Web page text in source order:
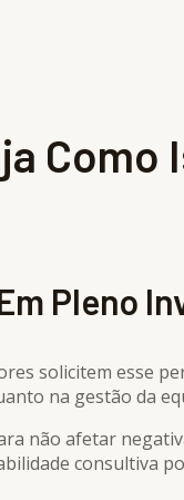
Como
Pleno
solicitem esse
na gestão da
não afetar
consultiva